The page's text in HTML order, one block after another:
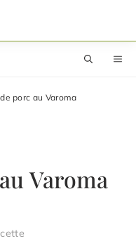
porc au Varoma
Varoma